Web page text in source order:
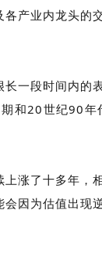
产业内龙头的
一段时间内的
和20世纪90年
涨了十多年，
因为估值出现逆